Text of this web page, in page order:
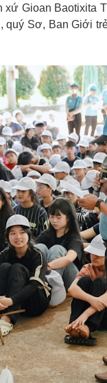
xứ Gioan Baotixita
quý Sơ, Ban Giới